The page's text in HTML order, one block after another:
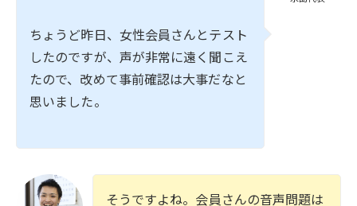
ちょうど昨日、女性会員さんとテスト
したのですが、声が非常に遠く聞こえ
たので、改めて事前確認は大事だなと
思いました。
そうですよね。会員さんの音声問題は